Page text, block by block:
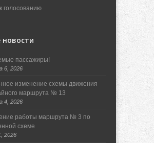
голосованию
пассажиры!
6, 2026
изменение схемы движения
маршрута № 13
4, 2026
работы маршрута № 3 по
схеме
2026